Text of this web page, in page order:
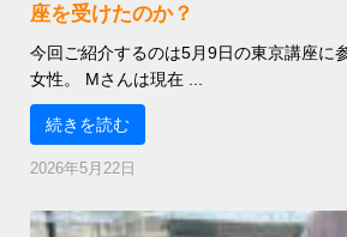
座を受けたのか？
今回ご紹介するのは5月9日の東京講座に
女性。 Mさんは現在 ...
続きを読む
2026年5月22日